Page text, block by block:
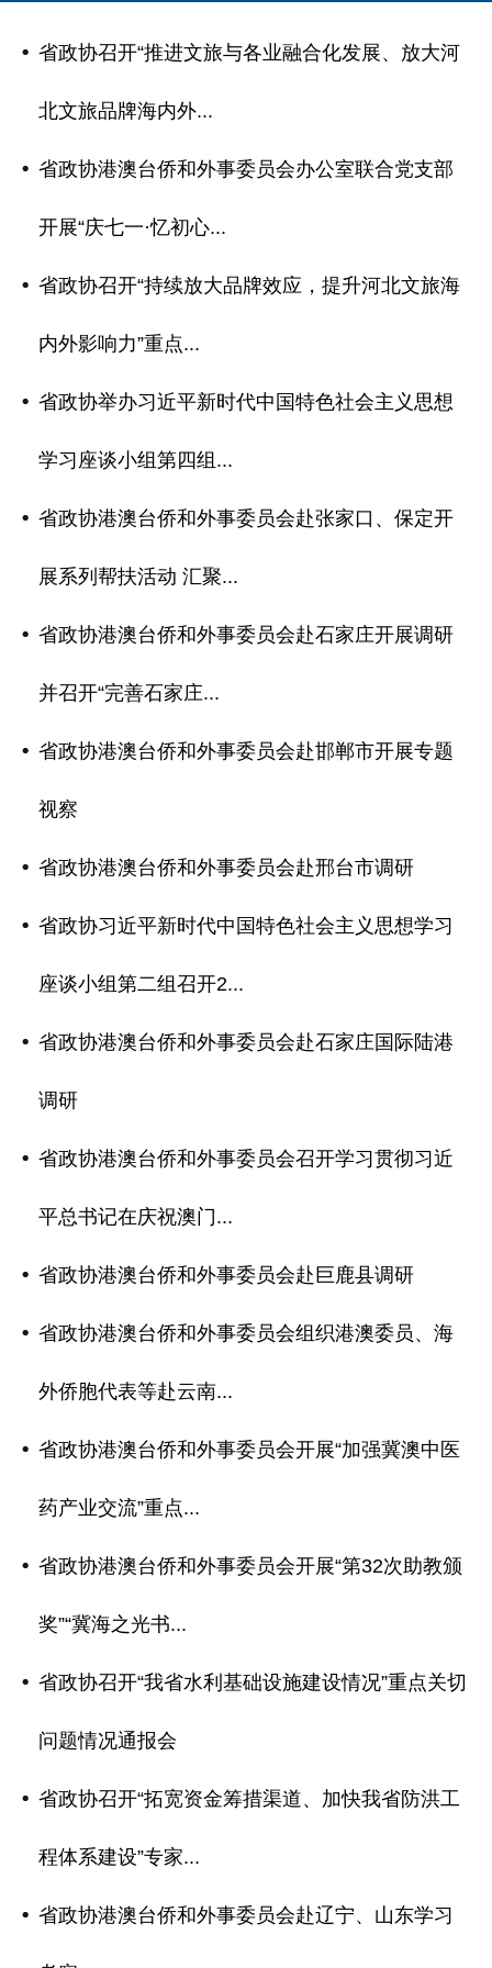
省政协召开“推进文旅与各业融合化发展、放大河
北文旅品牌海内外...
省政协港澳台侨和外事委员会办公室联合党支部
开展“庆七一·忆初心...
省政协召开“持续放大品牌效应，提升河北文旅海
内外影响力”重点...
省政协举办习近平新时代中国特色社会主义思想
学习座谈小组第四组...
省政协港澳台侨和外事委员会赴张家口、保定开
展系列帮扶活动 汇聚...
省政协港澳台侨和外事委员会赴石家庄开展调研
并召开“完善石家庄...
省政协港澳台侨和外事委员会赴邯郸市开展专题
视察
省政协港澳台侨和外事委员会赴邢台市调研
省政协习近平新时代中国特色社会主义思想学习
座谈小组第二组召开2...
省政协港澳台侨和外事委员会赴石家庄国际陆港
调研
省政协港澳台侨和外事委员会召开学习贯彻习近
平总书记在庆祝澳门...
省政协港澳台侨和外事委员会赴巨鹿县调研
省政协港澳台侨和外事委员会组织港澳委员、海
外侨胞代表等赴云南...
省政协港澳台侨和外事委员会开展“加强冀澳中医
药产业交流”重点...
省政协港澳台侨和外事委员会开展“第32次助教颁
奖”“冀海之光书...
省政协召开“我省水利基础设施建设情况”重点关切
问题情况通报会
省政协召开“拓宽资金筹措渠道、加快我省防洪工
程体系建设”专家...
省政协港澳台侨和外事委员会赴辽宁、山东学习